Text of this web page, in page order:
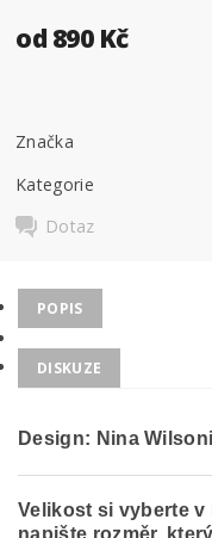
od 890 Kč
Značka
Kategorie
Dotaz
POPIS
DISKUZE
Design: Nina
Velikost si vyberte
napište rozměr,